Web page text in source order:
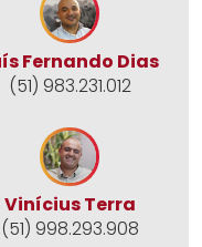
Fernando Dias
(51) 983.231.012
Vinícius Terra
(51) 998.293.908